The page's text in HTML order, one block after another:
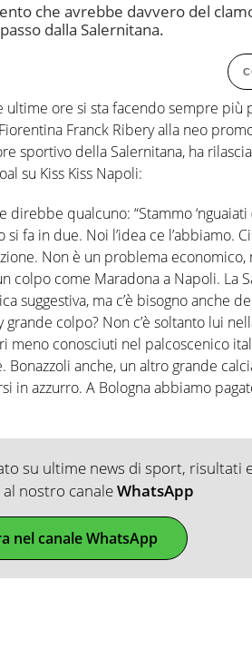
che avrebbe davvero del
dalla Salernitana.
ultime ore si sta facendo sempre più
Franck Ribery alla neo
sportivo della Salernitana, ha
su Kiss Kiss Napoli:
direbbe qualcuno: “Stammo ‘nguaiati
fa in due. Noi l’idea ce l’abbiamo.
Non è un problema economico,
colpo come Maradona a Napoli. La
suggestiva, ma c’è bisogno anche
colpo? Non c’è soltanto lui
meno conosciuti nel palcoscenico
anche, un altro grande
in azzurro. A Bologna abbiamo
su ultime news di sport, risultati
al nostro canaleWhatsApp
nel canale WhatsApp